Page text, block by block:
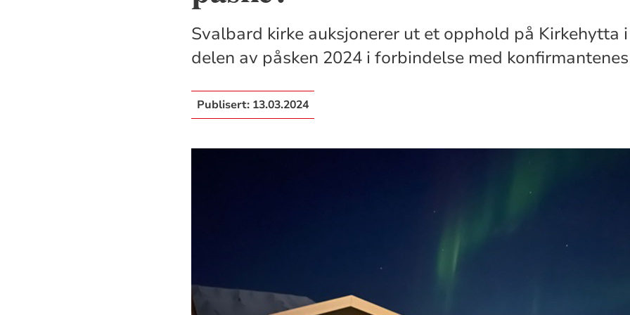
Svalbard kirke auksjonerer ut et opphold på Kirkehytta
delen av påsken 2024 i forbindelse med
Publisert: 13.03.2024